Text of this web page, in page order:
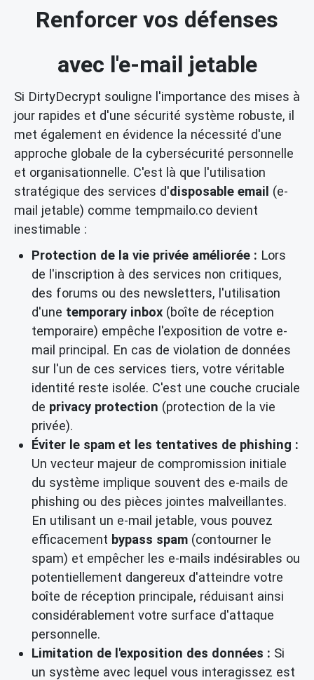
Renforcer vos défenses
avec l'e-mail jetable
Si DirtyDecrypt souligne l'importance des mises à
jour rapides et d'une sécurité système robuste, il
met également en évidence la nécessité d'une
approche globale de la cybersécurité personnelle
et organisationnelle. C'est là que l'utilisation
stratégique des services d'disposable email (e-
mail jetable) comme tempmailo.co devient
inestimable :
Protection de la vie privée améliorée : Lors
de l'inscription à des services non critiques,
des forums ou des newsletters, l'utilisation
d'une temporary inbox (boîte de réception
temporaire) empêche l'exposition de votre e-
mail principal. En cas de violation de données
sur l'un de ces services tiers, votre véritable
identité reste isolée. C'est une couche cruciale
de privacy protection (protection de la vie
privée).
Éviter le spam et les tentatives de phishing :
Un vecteur majeur de compromission initiale
du système implique souvent des e-mails de
phishing ou des pièces jointes malveillantes.
En utilisant un e-mail jetable, vous pouvez
efficacement bypass spam (contourner le
spam) et empêcher les e-mails indésirables ou
potentiellement dangereux d'atteindre votre
boîte de réception principale, réduisant ainsi
considérablement votre surface d'attaque
personnelle.
Limitation de l'exposition des données : Si
un système avec lequel vous interagissez est